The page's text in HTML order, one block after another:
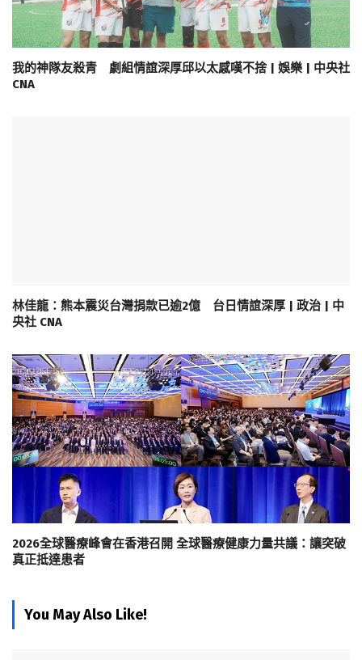
我的神隊友殺青 劇組情誼深厚邱以太感嘆不捨 | 娛樂 | 中央社
CNA
林佳龍：熊本震災台灣捐款已逾2億 台日情誼深厚 | 政治 | 中
央社 CNA
2026全球醫療峰會在香港召開 全球醫療健康力量共議：讓突破
真正抵達患者
You May Also Like!